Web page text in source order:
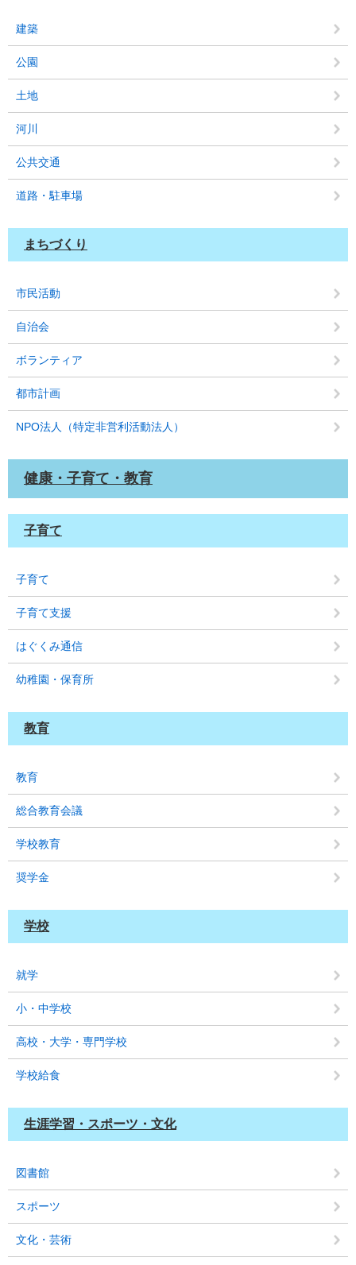
建築
公園
土地
河川
公共交通
道路・駐車場
まちづくり
市民活動
自治会
ボランティア
都市計画
NPO法人（特定非営利活動法人）
健康・子育て・教育
子育て
子育て
子育て支援
はぐくみ通信
幼稚園・保育所
教育
教育
総合教育会議
学校教育
奨学金
学校
就学
小・中学校
高校・大学・専門学校
学校給食
生涯学習・スポーツ・文化
図書館
スポーツ
文化・芸術